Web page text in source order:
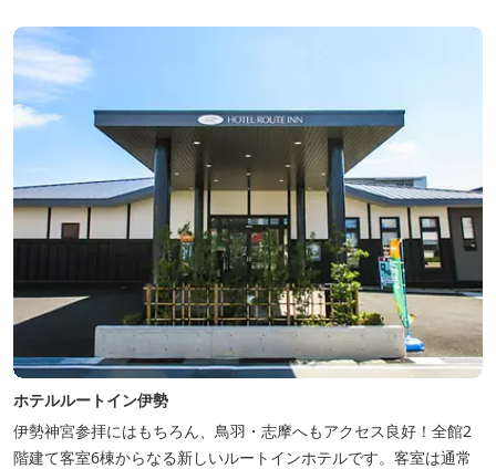
ホテルルートイン伊勢
伊勢神宮参拝にはもちろん、鳥羽・志摩へもアクセス良好！全館2
階建て客室6棟からなる新しいルートインホテルです。客室は通常